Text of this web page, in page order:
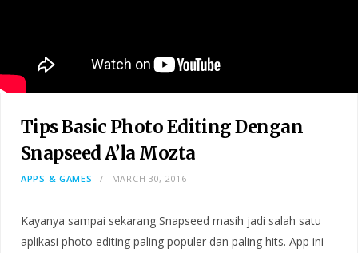
Tips Basic Photo Editing Dengan
Snapseed A’la Mozta
APPS & GAMES MARCH 30, 2016
Kayanya sampai sekarang Snapseed masih jadi salah satu
aplikasi photo editing paling populer dan paling hits. App ini